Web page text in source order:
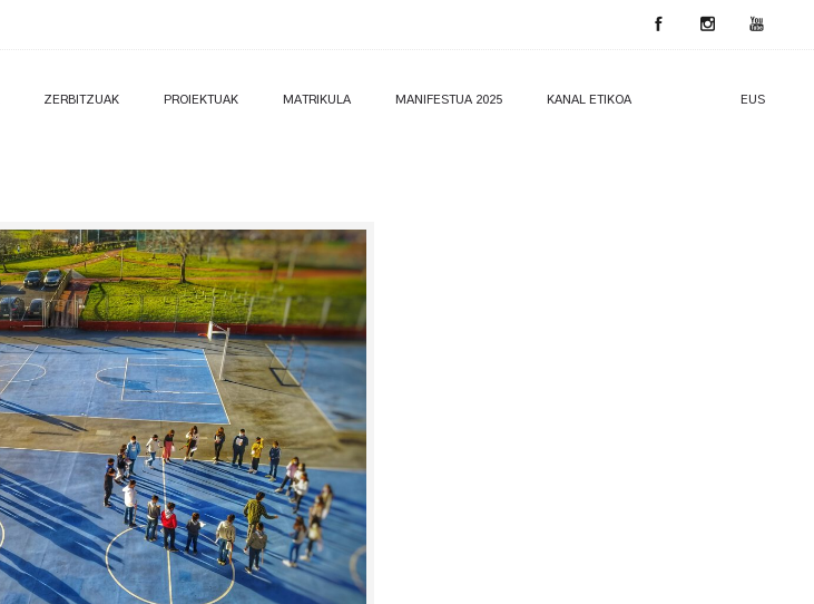
EUS
ZERBITZUAK PROIEKTUAK MATRIKULA MANIFESTUA 2025 KANAL ETIKOA